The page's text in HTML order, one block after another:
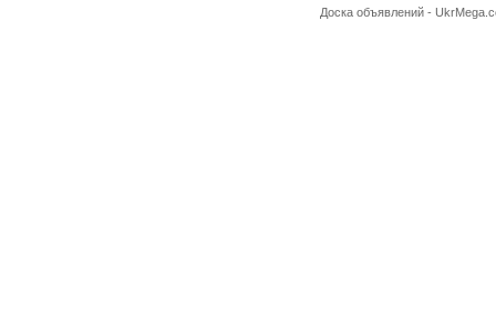
Доска объявлений -